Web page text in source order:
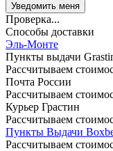
Проверка...
Способы доставки
Эль-Монте
Пункты выдачи
Рассчитываем
Почта России
Рассчитываем
Курьер Грастин
Рассчитываем
Пункты Выдачи
Рассчитываем